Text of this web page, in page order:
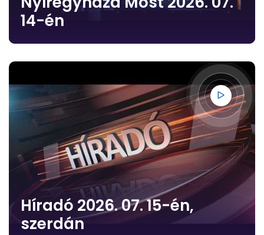
14-én
Híradó 2026. 07. 15-én,
szerdán